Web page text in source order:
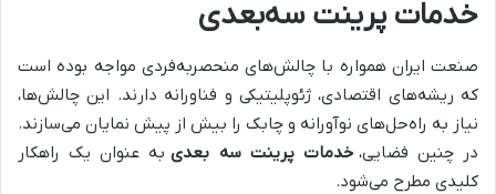
خدمات پرینت سه‌بعدی
صنعت ایران همواره با چالش‌های منحصربه‌فردی مواجه بوده است
که ریشه‌های اقتصادی، ژئوپلیتیکی و فناورانه دارند. این چالش‌ها،
نیاز به راه‌حل‌های نوآورانه و چابک را بیش از پیش نمایان می‌سازند.
در چنین فضایی، خدمات پرینت سه بعدی به عنوان یک راهکار
کلیدی مطرح می‌شود.